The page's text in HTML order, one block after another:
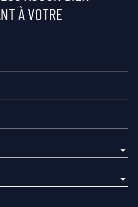
À VOTRE